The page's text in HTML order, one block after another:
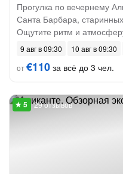
Прогулка по вечернему
Санта Барбара,
Ощутите ритм и
9 авг в 09:30
10 авг в 09:30
от€110 за всё до 3 чел.
29 отзывов